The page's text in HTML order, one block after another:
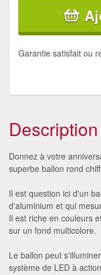
Garantie satisfait ou
Donnez à votre
superbe ballon rond
Il est question ici d'un
d'aluminium et qui
Il est riche en couleurs
sur un fond multicolore.
Le ballon peut
système de LED à